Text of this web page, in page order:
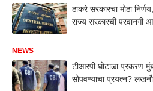
ठाकरे सरकारचा मोठा
राज्य सरकारची परवानगी
NEWS
टीआरपी घोटाळा प्रकरण
सोपवण्याचा प्रयत्न?